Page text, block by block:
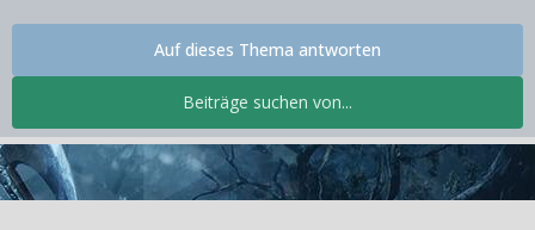
Beiträge suchen von...
Auf dieses Thema antworten